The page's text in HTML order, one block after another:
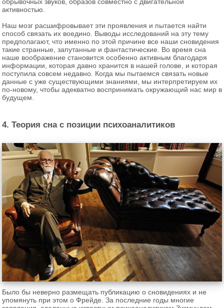
активностью.
Наш мозг расшифровывает эти проявления и пытается найти
способ связать их воедино. Выводы исследований на эту тему
предполагают, что именно по этой причине все наши сновидения
такие странные, запутанные и фантастические. Во время сна
наше воображение становится особенно активным благодаря
информации, которая давно хранится в нашей голове, и которая
поступила совсем недавно. Когда мы пытаемся связать новые
данные с уже существующими знаниями, мы интерпретируем их
по-новому, чтобы адекватно воспринимать окружающий нас мир в
будущем.
4. Теория сна с позиции психоаналитиков
Было бы неверно размещать публикацию о сновидениях и не
упомянуть при этом о Фрейде. За последние годы многие